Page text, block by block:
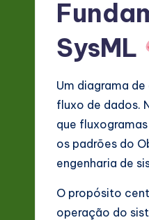
ft
w
SysML
Um diagrama
fluxo de dados.
que
os padrões do
engenharia de
O propósito
operação do